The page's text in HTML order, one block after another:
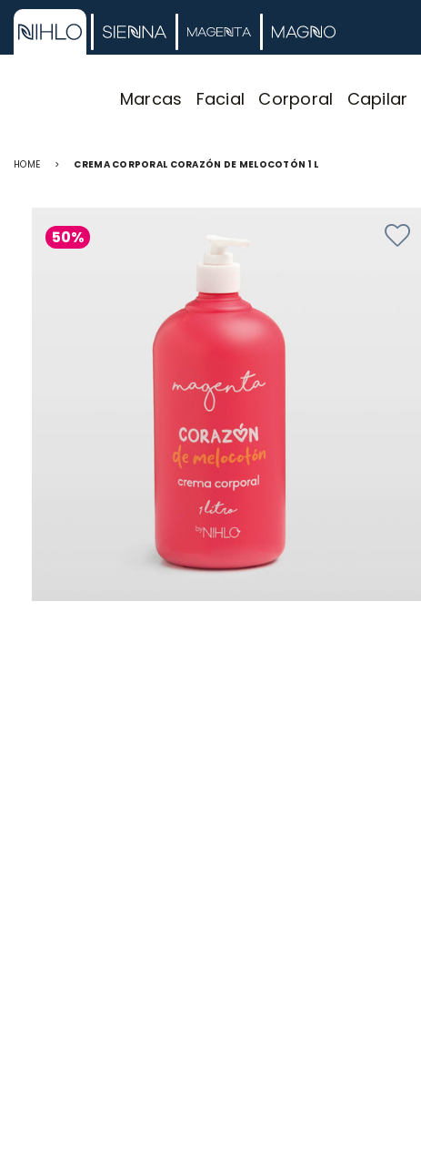
Marcas Facial Corporal Capilar
HOME > CREMA CORPORAL CORAZÓN DE MELOCOTÓN 1 L
50%